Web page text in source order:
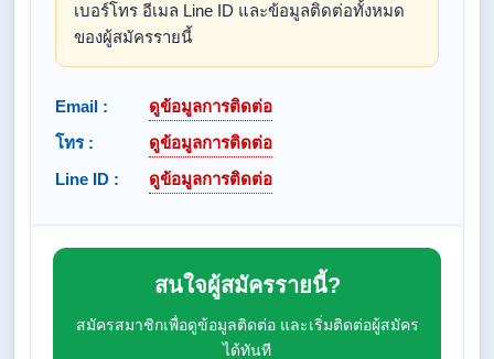
เบอร์โทร อีเมล Line ID และข้อมูลติดต่อทั้งหมด
ของผู้สมัครรายนี้
Email :
ดูข้อมูลการติดต่อ
โทร :
ดูข้อมูลการติดต่อ
Line ID :
ดูข้อมูลการติดต่อ
สนใจผู้สมัครรายนี้?
สมัครสมาชิกเพื่อดูข้อมูลติดต่อ และเริ่มติดต่อผู้สมัคร
ได้ทันที